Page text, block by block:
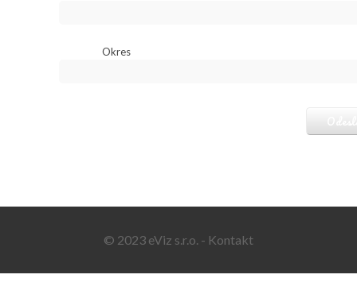
Okres
© 2023 eViz s.r.o. - Kontakt